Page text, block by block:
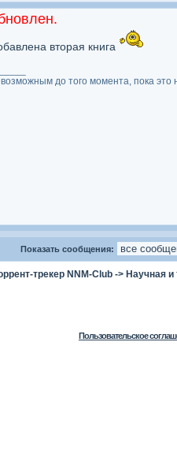
вторая книга
до того момента, пока
Показать сообщения:
трекер NNM-Club -> Научная и
Пользовательское